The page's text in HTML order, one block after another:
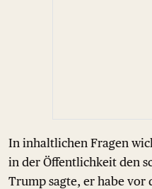
In inhaltlichen Fragen
in der Öffentlichkeit den
Trump sagte, er habe